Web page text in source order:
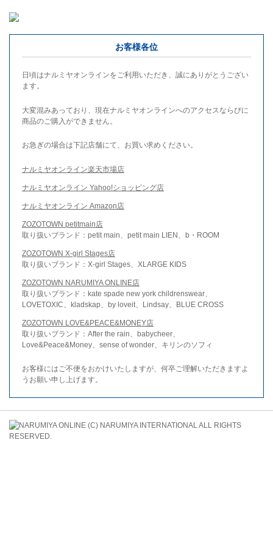
お客様各位
日頃はナルミヤオンラインをご利用いただき、誠にありがとうござい
ます。
大変混みあっており、現在ナルミヤオンラインへのアクセスならびに
商品のご購入ができません。
お急ぎの場合は下記店舗にて、お買い求めください。
ナルミヤオンライン楽天市場店
ナルミヤオンライン Yahoo!ショッピング店
ナルミヤオンライン Amazon店
ZOZOTOWN petitmain店
取り扱いブランド：petit main、petit main LIEN、b・ROOM
ZOZOTOWN X-girl Stages店
取り扱いブランド：X-girl Stages、XLARGE KIDS
ZOZOTOWN NARUMIYA ONLINE店
取り扱いブランド：kate spade new york childrenswear、
LOVETOXIC、kladskap、by loveit、Lindsay、BLUE CROSS
ZOZOTOWN LOVE&PEACE&MONEY店
取り扱いブランド：After the rain、babycheer、
Love&Peace&Money、sense of wonder、キリンのソフィ
お客様にはご不便をおかけいたしますが、何卒ご理解いただきますよ
うお願い申し上げます。